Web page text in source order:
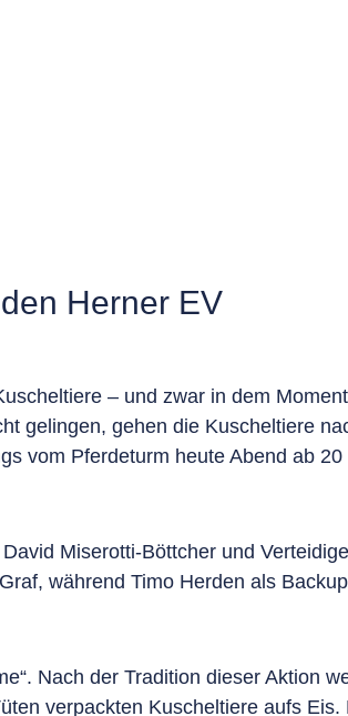
Herner EV
– und zwar in dem
gelingen, gehen die Kuscheltiere
vom Pferdeturm heute Abend ab
Miserotti-Böttcher und
während Timo Herden als
Nach der Tradition dieser Aktion
verpackten Kuscheltiere aufs